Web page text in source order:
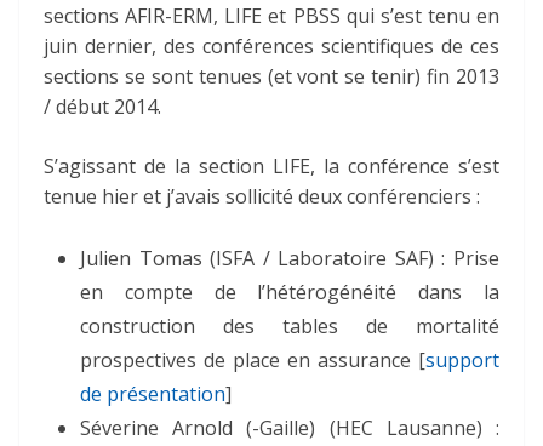
sections AFIR-ERM, LIFE et PBSS qui s’est tenu en
juin dernier, des conférences scientifiques de ces
sections se sont tenues (et vont se tenir) fin 2013
/ début 2014.
S’agissant de la section LIFE, la conférence s’est
tenue hier et j’avais sollicité deux conférenciers :
Julien Tomas (ISFA / Laboratoire SAF) : Prise
en compte de l’hétérogénéité dans la
construction des tables de mortalité
prospectives de place en assurance [support
de présentation]
Séverine Arnold (-Gaille) (HEC Lausanne) :